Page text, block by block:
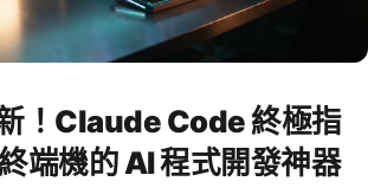
！Claude Code 終極指
端機的 AI 程式開發神器